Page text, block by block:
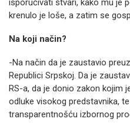
isporučivati stvari, kako mu je
krenulo je loše, a zatim se
Na koji način?
-Na način da je zaustavio
Republici Srpskoj. Da je
RS-a, da je donio zakon kojim
odluke visokog predstavnika,
transparentnošću izbornog